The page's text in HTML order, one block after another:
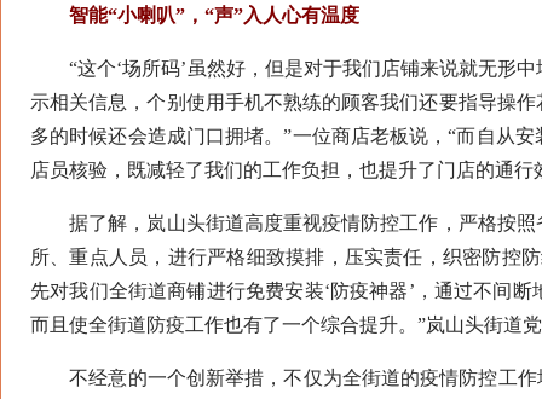
智能“小喇叭”，“声”入人心有温度
“这个‘场所码’虽然好，但是对于我们店铺来说就无形
示相关信息，个别使用手机不熟练的顾客我们还要指导操
多的时候还会造成门口拥堵。”一位商店老板说，“而自从
店员核验，既减轻了我们的工作负担，也提升了门店的通
据了解，岚山头街道高度重视疫情防控工作，严格按照
所、重点人员，进行严格细致摸排，压实责任，织密防控
先对我们全街道商铺进行免费安装‘防疫神器’，通过不间
而且使全街道防疫工作也有了一个综合提升。”岚山头街道
不经意的一个创新举措，不仅为全街道的疫情防控工作